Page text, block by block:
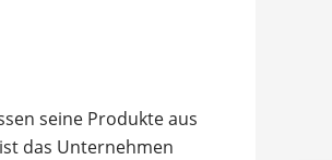
seine Produkte aus
das Unternehmen